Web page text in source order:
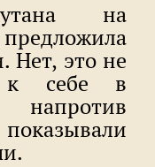
на
Нет, это не
к себе в